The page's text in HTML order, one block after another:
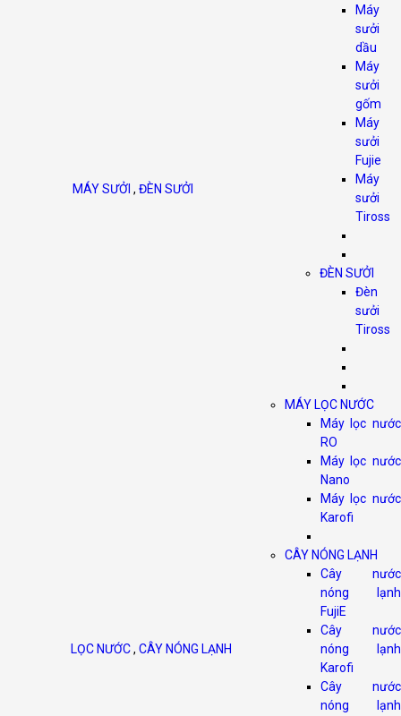
MÁY SƯỞI,ĐÈN SƯỞI
Máy
sưởi
dầu
Máy
sưởi
gốm
Máy
sưởi
Fujie
Máy
sưởi
Tiross
ĐÈN SƯỞI
Đèn
sưởi
Tiross
LỌC NƯỚC, CÂY NÓNG LẠNH
MÁY LỌC NƯỚC
Máy lọc nước
RO
Máy lọc nước
Nano
Máy lọc nước
Karofi
CÂY NÓNG LẠNH
Cây nước
nóng lạnh
FujiE
Cây nước
nóng lạnh
Karofi
Cây nước
nóng lạnh